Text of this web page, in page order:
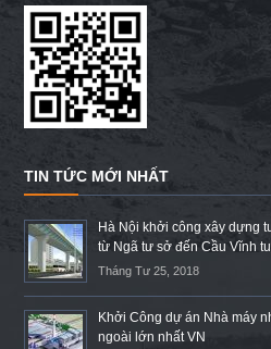
TIN TỨC MỚI NHẤT
Hà Nội khởi công xây dựng
từ Ngã tư sở đến Cầu Vĩnh
Tháng Tư 25, 2018
Khởi Công dự án Nhà máy
ngoài lớn nhất VN